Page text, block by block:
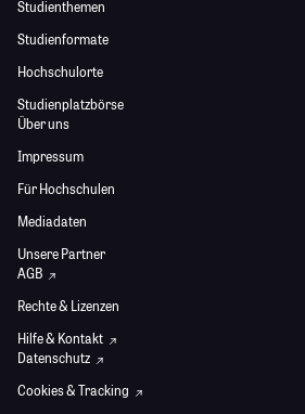
Studienthemen
Studienformate
Hochschulorte
Studienplatzbörse
Über uns
Impressum
Für Hochschulen
Mediadaten
Unsere Partner
AGB
Rechte & Lizenzen
Hilfe & Kontakt
Datenschutz
Cookies & Tracking